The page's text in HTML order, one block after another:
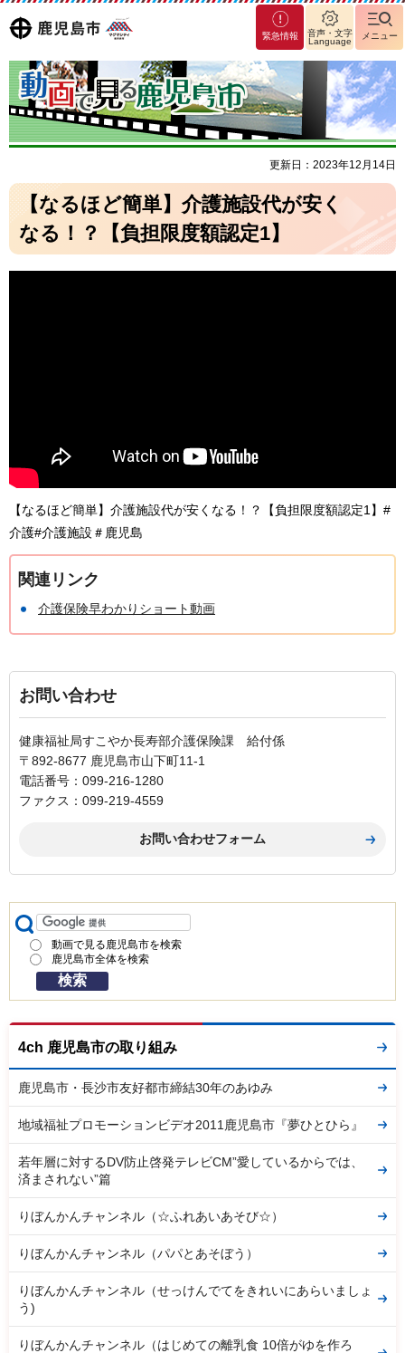
鹿児島
市
マグ
マシ
ティ
鹿児
島市
緊急情報
音声・文字
Language
メニュー
更新日：2023年12月14日
【なるほど簡単】介護施設代が安く
なる！？【負担限度額認定1】
【なるほど簡単】介護施設代が安くなる！？【負担限度額認定1】#
介護#介護施設＃鹿児島
関連リンク
介護保険早わかりショート動画
お問い合わせ
健康福祉局すこやか長寿部介護保険課 給付係
〒892-8677 鹿児島市山下町11-1
電話番号：099-216-1280
ファクス：099-219-4559
動画で見る鹿児島市を検索
鹿児島市全体を検索
4ch 鹿児島市の取り組み
鹿児島市・長沙市友好都市締結30年のあゆみ
地域福祉プロモーションビデオ2011鹿児島市『夢ひとひら』
若年層に対するDV防止啓発テレビCM”愛しているからでは、
済まされない”篇
りぼんかんチャンネル（☆ふれあいあそび☆）
りぼんかんチャンネル（パパとあそぼう）
りぼんかんチャンネル（せっけんでてをきれいにあらいましょ
う)
りぼんかんチャンネル（はじめての離乳食 10倍がゆを作ろ